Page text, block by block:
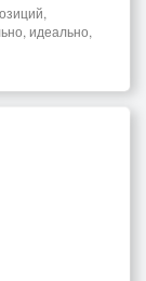
идеально,